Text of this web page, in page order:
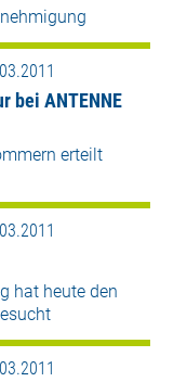
bei ANTENNE
erteilt
hat heute den